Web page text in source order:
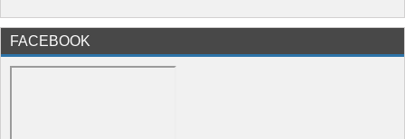
FACEBOOK